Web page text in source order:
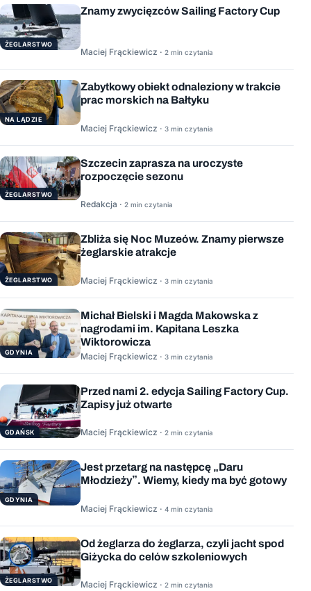
ŻEGLARSTWO
Znamy zwycięzców Sailing Factory Cup
Maciej Frąckiewicz · 2 min czytania
NA LĄDZIE
Zabytkowy obiekt odnaleziony w trakcie
prac morskich na Bałtyku
Maciej Frąckiewicz · 3 min czytania
ŻEGLARSTWO
Szczecin zaprasza na uroczyste
rozpoczęcie sezonu
Redakcja · 2 min czytania
ŻEGLARSTWO
Zbliża się Noc Muzeów. Znamy pierwsze
żeglarskie atrakcje
Maciej Frąckiewicz · 3 min czytania
GDYNIA
Michał Bielski i Magda Makowska z
nagrodami im. Kapitana Leszka
Wiktorowicza
Maciej Frąckiewicz · 3 min czytania
GDAŃSK
Przed nami 2. edycja Sailing Factory Cup.
Zapisy już otwarte
Maciej Frąckiewicz · 2 min czytania
GDYNIA
Jest przetarg na następcę „Daru
Młodzieży”. Wiemy, kiedy ma być gotowy
Maciej Frąckiewicz · 4 min czytania
ŻEGLARSTWO
Od żeglarza do żeglarza, czyli jacht spod
Giżycka do celów szkoleniowych
Maciej Frąckiewicz · 2 min czytania